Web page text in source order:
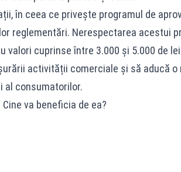
în ceea ce privește programul de
reglementări. Nerespectarea acestui
cuprinse între 3.000 și 5.000 de
activității comerciale și să aducă o
al consumatorilor.
va beneficia de ea?